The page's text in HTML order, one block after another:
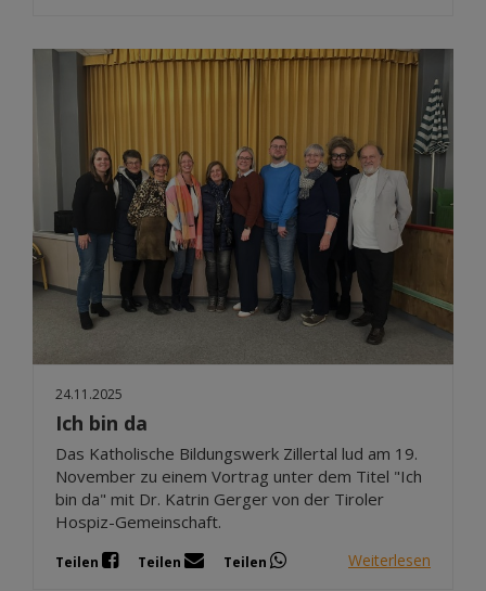
24.11.2025
Ich bin da
Das Katholische Bildungswerk Zillertal lud am 19.
November zu einem Vortrag unter dem Titel "Ich
bin da" mit Dr. Katrin Gerger von der Tiroler
Hospiz-Gemeinschaft.
Teilen Teilen Teilen Weiterlesen